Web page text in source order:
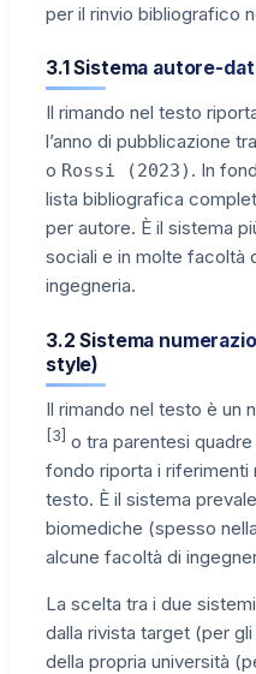
per il rinvio bibliografico
3.1 Sistema autore-
Il rimando nel testo
l’anno di pubblicazione
o Rossi (2023) . In
lista bibliografica
per autore. È il sistema
sociali e in molte facoltà
ingegneria.
3.2 Sistema
style)
Il rimando nel testo è un
[3] o tra parentesi quadre
fondo riporta i riferimenti
testo. È il sistema
biomediche (spesso
alcune facoltà di
La scelta tra i due
dalla rivista target (per
della propria università